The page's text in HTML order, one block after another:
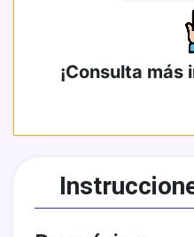
¡Consulta más